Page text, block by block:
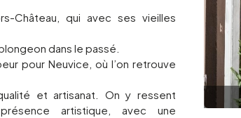
Château, qui avec ses vieilles
dans le passé.
pour Neuvice, où l’on retrouve
et artisanat. On y ressent
artistique, avec une